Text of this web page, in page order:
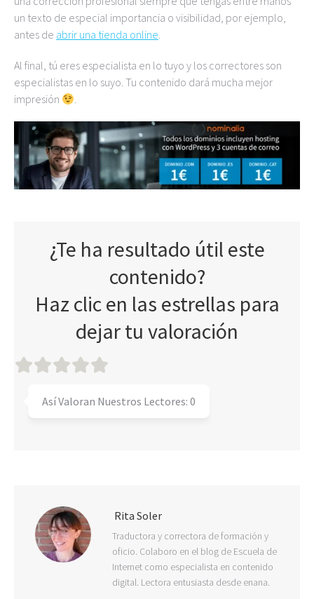
un texto de especial importancia o visibilidad, por ejemplo,
antes de abrir una tienda online.
Al final, tú eres especialista en lo tuyo y los correctores son
especialistas en lo suyo. Tu contenido dará mucha mejor
impresión
.
¿Te ha resultado útil este
contenido?
Haz clic en las estrellas para
dejar tu valoración
Así Valoran Nuestros Lectores: 0
Rita Soler
Traductora y correctora de formación y
oficio. Colaboro en el blog de Escuela de
Internet como especialista en contenido
digital. Lectora entusiasta desde enana.